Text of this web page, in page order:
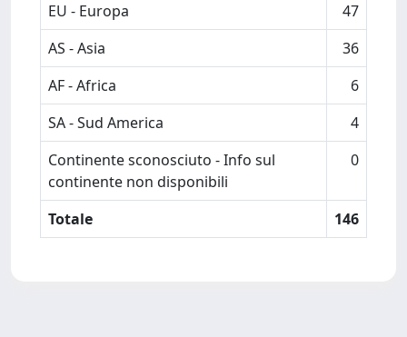
EU - Europa
47
AS - Asia
36
AF - Africa
6
SA - Sud America
4
Continente sconosciuto - Info sul
continente non disponibili
0
Totale 146